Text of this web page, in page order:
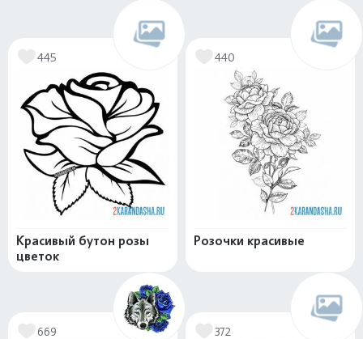
445
Красивый бутон розы
цветок
440
Розочки красивые
669 372